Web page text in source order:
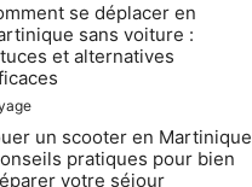
se déplacer en
sans voiture :
et alternatives
un scooter en Martinique
pratiques pour bien
votre séjour